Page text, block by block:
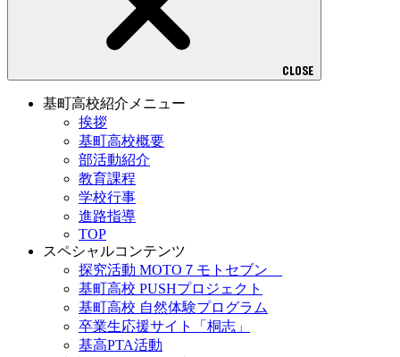
CLOSE
基町高校紹介メニュー
挨拶
基町高校概要
部活動紹介
教育課程
学校行事
進路指導
TOP
スペシャルコンテンツ
探究活動 MOTO７モトセブン
基町高校 PUSHプロジェクト
基町高校 自然体験プログラム
卒業生応援サイト「桐志」
基高PTA活動